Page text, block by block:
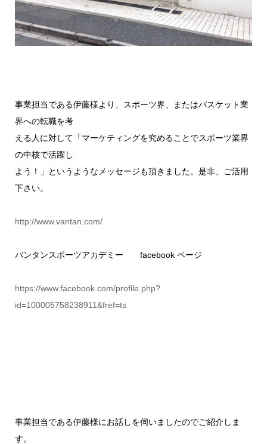
事業担当である伊藤様より、スポーツ界、またはバスケット業
界への転職を考
える人に対して「マーケティングを究めることでスポーツ業界
の中核で活躍し
よう！」というようなメッセージも頂きました。是非、ご活用
下さい。
http://www.vantan.com/
バンタンスポーツアカデミー facebook ページ
https://www.facebook.com/profile.php?
id=100005758238911&fref=ts
事業担当である伊藤様にお話しを伺いましたのでご紹介しま
す。